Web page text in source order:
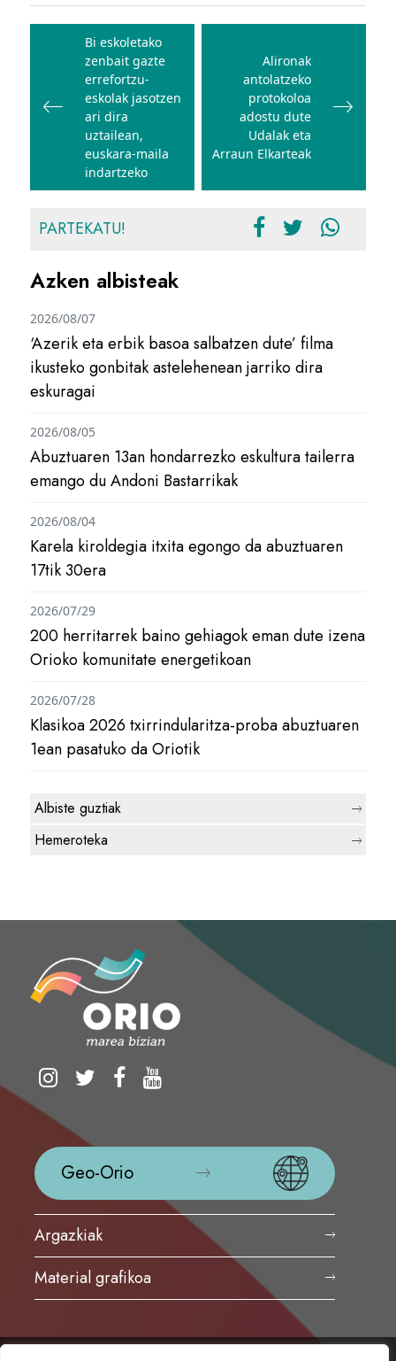
Bidalketetan
zehar
nabigatu
Bi eskoletako
zenbait gazte
errefortzu-
eskolak jasotzen
ari dira
uztailean,
euskara-maila
indartzeko
Alironak
antolatzeko
protokoloa
adostu dute
Udalak eta
Arraun Elkarteak
PARTEKATU!
Azken albisteak
‘Azerik eta erbik basoa salbatzen dute’ filma
ikusteko gonbitak astelehenean jarriko dira
eskuragai
2026/08/07
Abuztuaren 13an hondarrezko eskultura tailerra
emango du Andoni Bastarrikak
2026/08/05
Karela kiroldegia itxita egongo da abuztuaren
17tik 30era
2026/08/04
200 herritarrek baino gehiagok eman dute izena
Orioko komunitate energetikoan
2026/07/29
Klasikoa 2026 txirrindularitza-proba abuztuaren
1ean pasatuko da Oriotik
2026/07/28
Albiste guztiak
Hemeroteka
Geo-Orio
Argazkiak
Material grafikoa